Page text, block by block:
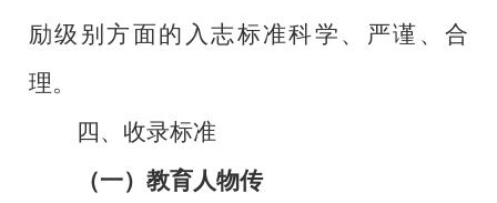
励级别方面的入志标准科学、严谨、 合
理。
四、收录标准
（一）教育人物传